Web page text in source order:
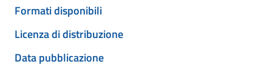
Formati disponibili
Licenza di distribuzione
Data pubblicazione